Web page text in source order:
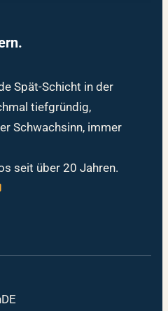
Spät-Schicht in der
tiefgründig,
Schwachsinn, immer
seit über 20 Jahren.